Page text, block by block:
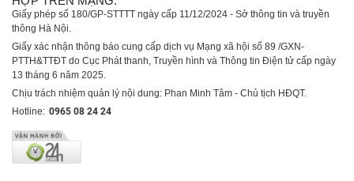
Giấy phép số 180/GP-STTTT ngày cấp 11/12/2024 - Sở thông tin và truyền
thông Hà Nội.
Giấy xác nhận thông báo cung cấp dịch vụ Mạng xã hội số 89 /GXN-
PTTH&TTĐT do Cục Phát thanh, Truyền hình và Thông tin Điện tử cấp ngày
13 tháng 6 năm 2025.
Chịu trách nhiệm quản lý nội dung: Phan Minh Tâm - Chủ tịch HĐQT.
Hotline: 0965 08 24 24